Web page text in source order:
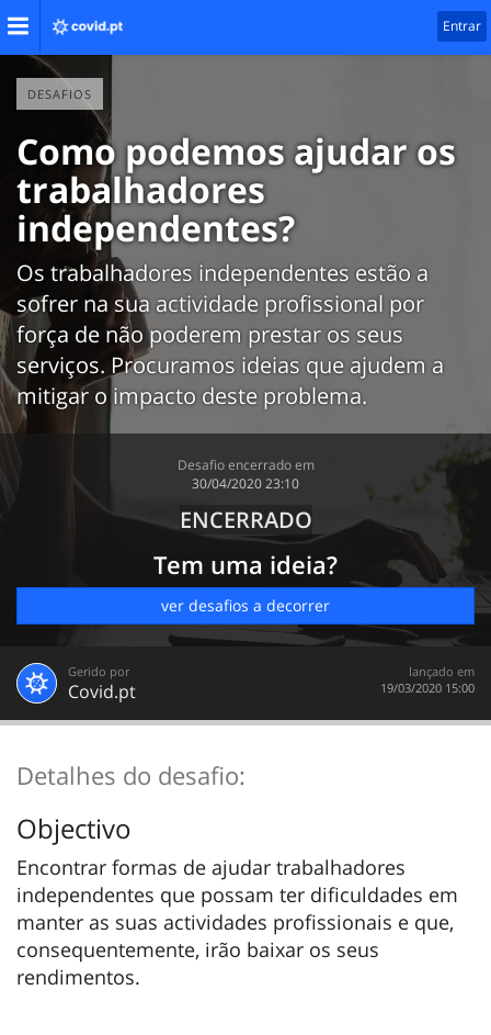
Entrar
DESAFIOS
Como podemos ajudar os
trabalhadores
independentes?
Os trabalhadores independentes estão a
sofrer na sua actividade profissional por
força de não poderem prestar os seus
serviços. Procuramos ideias que ajudem a
mitigar o impacto deste problema.
Desafio encerrado em
‎30/04/2020 23:10
ENCERRADO
Tem uma ideia?
ver desafios a decorrer
Gerido por
Covid.pt
lançado em
‎19/03/2020 15:00
Detalhes do desafio:
Objectivo
Encontrar formas de ajudar trabalhadores
independentes que possam ter dificuldades em
manter as suas actividades profissionais e que,
consequentemente, irão baixar os seus
rendimentos.